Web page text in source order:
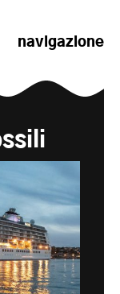
navigazione